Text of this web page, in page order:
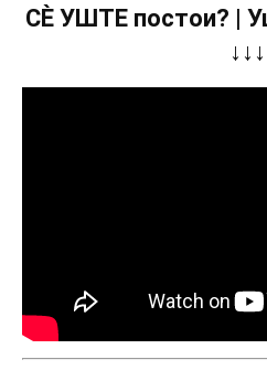
СÈ УШТЕ постои? |
↓↓↓